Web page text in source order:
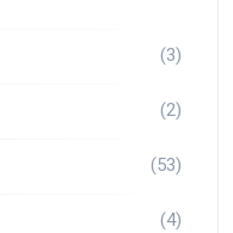
(3)
(2)
(53)
(4)